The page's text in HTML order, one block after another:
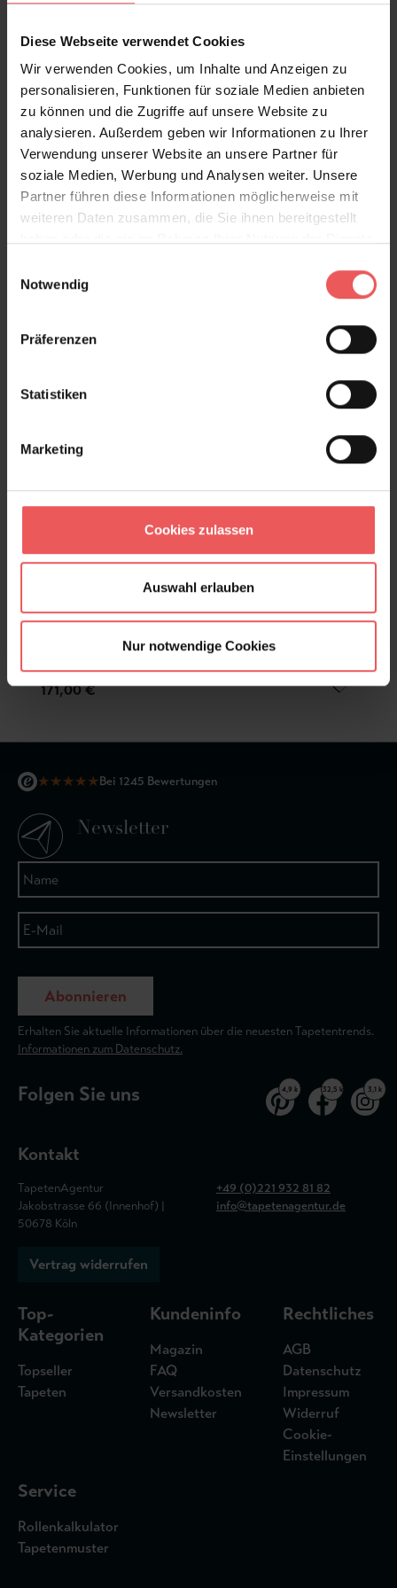
Diese Webseite verwendet Cookies
Wir verwenden Cookies, um Inhalte und Anzeigen zu
personalisieren, Funktionen für soziale Medien anbieten
zu können und die Zugriffe auf unsere Website zu
analysieren. Außerdem geben wir Informationen zu Ihrer
Verwendung unserer Website an unsere Partner für
soziale Medien, Werbung und Analysen weiter. Unsere
Partner führen diese Informationen möglicherweise mit
weiteren Daten zusammen, die Sie ihnen bereitgestellt
Notwendig
Präferenzen
Statistiken
Marketing
Cookies zulassen
Auswahl erlauben
Nur notwendige Cookies
Sie haben Fragen zum Produkt?
Frage stellen
+49 (0)221 932 81 82
Horimono, col.04
171,00 €
★★★★★Bei 1245 Bewertungen
Newsletter
Abonnieren
Erhalten Sie aktuelle Informationen über die neuesten Tapetentrends.
Informationen zum Datenschutz.
Folgen Sie uns 4,9 k 32,5 k 3,1 k
Kontakt
TapetenAgentur
Jakobstrasse 66 (Innenhof) |
50678 Köln
+49 (0)221 932 81 82
info@tapetenagentur.de
Vertrag widerrufen
Top-
Kategorien
Topseller
Tapeten
Kundeninfo
Magazin
FAQ
Versandkosten
Newsletter
Rechtliches
AGB
Datenschutz
Impressum
Widerruf
Cookie-
Einstellungen
Service
Rollenkalkulator
Tapetenmuster